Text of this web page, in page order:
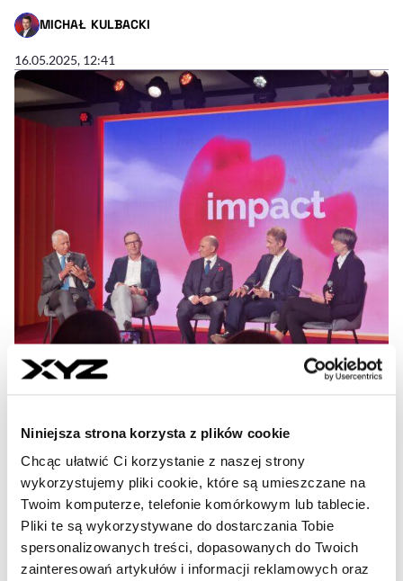
Niniejsza strona korzysta z plików cookie
Chcąc ułatwić Ci korzystanie z naszej strony
wykorzystujemy pliki cookie, które są umieszczane na
Twoim komputerze, telefonie komórkowym lub tablecie.
Pliki te są wykorzystywane do dostarczania Tobie
spersonalizowanych treści, dopasowanych do Twoich
zainteresowań artykułów i informacji reklamowych oraz
MICHAŁ KULBACKI
- AUTOR ARTYKUŁU - PROFIL
16.05.2025, 12:41
francuskich firm w Polsce.
„Czekamy na przepisy o klasach
energetycznych budynków”
Innowacje to dziś jeden z najważniejszych tematów,
szczególnie dla Europy. Nie inaczej było podczas
kongresu Impact’25 w Poznaniu, gdzie słowo to